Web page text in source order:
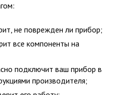
не поврежден ли прибор;
все компоненты на
подключит ваш прибор в
производителя;